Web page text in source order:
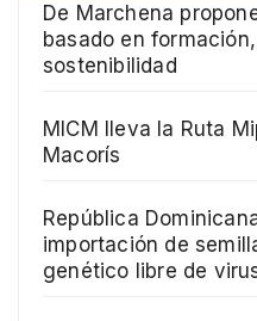
De Marchena
basado en
sostenibilidad
MICM lleva la Ruta
Macorís
República
importación de
genético libre de